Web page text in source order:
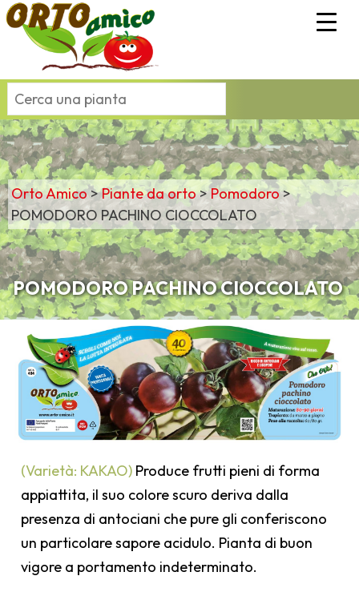
Orto Amico>Piante da orto>Pomodoro>
POMODORO PACHINO CIOCCOLATO
POMODORO PACHINO CIOCCOLATO
(Varietà: KAKAO) Produce frutti pieni di forma
appiattita, il suo colore scuro deriva dalla
presenza di antociani che pure gli conferiscono
un particolare sapore acidulo. Pianta di buon
vigore a portamento indeterminato.